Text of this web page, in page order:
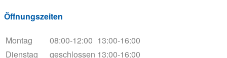
Öffnungszeiten
Montag 08:00-12:00 13:00-16:00
Dienstag
geschlossen 13:00-16:00